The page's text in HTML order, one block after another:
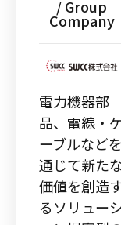
/ Group
Company
電力機器部
品、電線・
ーブルなどを
通じて新た
価値を創造
るソリュー